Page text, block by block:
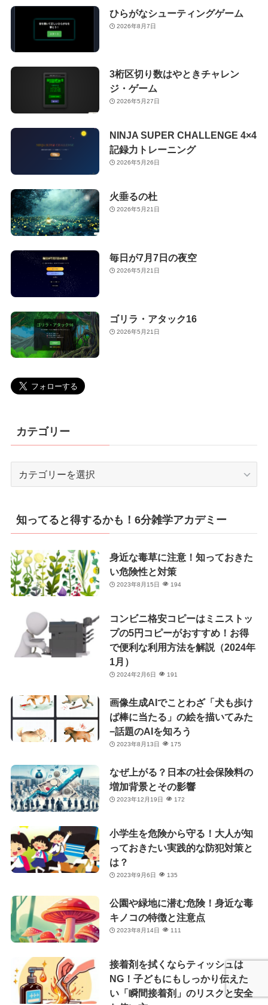
ひらがなシューティングゲーム
2026年8月7日
3桁区切り数はやときチャレン
ジ・ゲーム
2026年5月27日
NINJA SUPER CHALLENGE 4×4
記録力トレーニング
2026年5月26日
火垂るの杜
2026年5月21日
毎日が7月7日の夜空
2026年5月21日
ゴリラ・アタック16
2026年5月21日
カテゴリー
リ
ー
知ってると得するかも！6分雑学アカデミー
身近な毒草に注意！知っておきた
い危険性と対策
2023年8月15日 194
コンビニ格安コピーはミニストッ
プの5円コピーがおすすめ！お得
で便利な利用方法を解説（2024年
1月）
2024年2月6日 191
画像生成AIでことわざ「犬も歩け
ば棒に当たる」の絵を描いてみた
−話題のAIを知ろう
2023年8月13日 175
なぜ上がる？日本の社会保険料の
増加背景とその影響
2023年12月19日 172
小学生を危険から守る！大人が知
っておきたい実践的な防犯対策と
は？
2023年9月6日 135
公園や緑地に潜む危険！身近な毒
キノコの特徴と注意点
2023年8月14日 111
接着剤を拭くならティッシュは
NG！子どもにもしっかり伝えた
い「瞬間接着剤」のリスクと安全